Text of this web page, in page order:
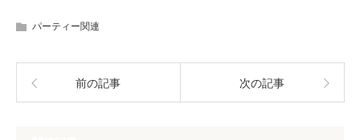
パーティー関連
前の記事 次の記事